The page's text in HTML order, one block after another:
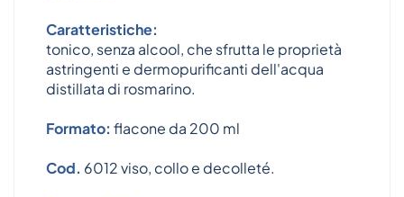
Caratteristiche:
tonico, senza alcool, che sfrutta le proprietà
astringenti e dermopurificanti dell'acqua
distillata di rosmarino.
Formato: flacone da 200 ml
Cod. 6012 viso, collo e decolleté.